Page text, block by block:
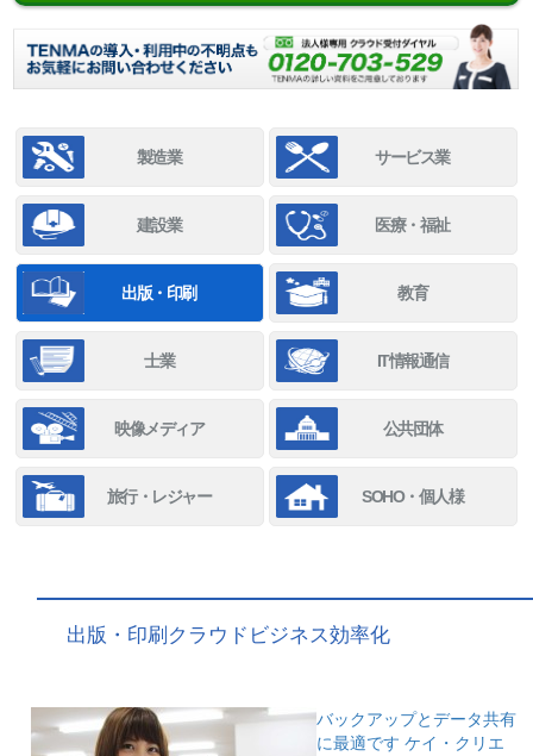
製造業 サービス業
建設業 医療・福祉
出版・印刷 教育
士業 IT情報通信
映像メディア 公共団体
旅行・レジャー SOHO・個人様
出版・印刷クラウドビジネス効率化
バックアップとデータ共有
に最適ですケイ・クリエ